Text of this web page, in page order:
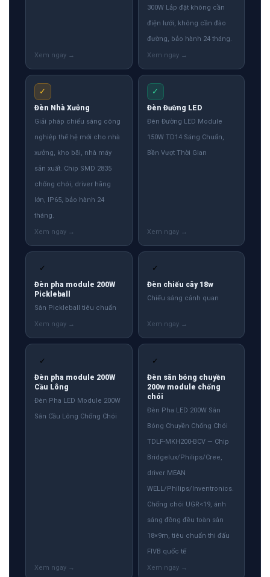
300W Lắp đặt không cần
điện lưới, không cần đào
đường, bảo hành 24 tháng.
✓
Đèn Nhà Xưởng
Giải pháp chiếu sáng công
nghiệp thế hệ mới cho nhà
xưởng, kho bãi, nhà máy
sản xuất. Chip SMD 2835
chống chói, driver hãng
lớn, IP65, bảo hành 24
tháng.
✓
Đèn Đường LED
Đèn Đường LED Module
150W TD14 Sáng Chuẩn,
Bền Vượt Thời Gian
✓
Đèn pha module 200W
Pickleball
Sân Pickleball tiêu chuẩn
✓
Đèn chiếu cây 18w
Chiếu sáng cảnh quan
✓
Đèn pha module 200W
Cầu Lông
Đèn Pha LED Module 200W
Sân Cầu Lông Chống Chói
✓
Đèn sân bóng chuyền
200w module chống
chói
Đèn Pha LED 200W Sân
Bóng Chuyền Chống Chói
TDLF-MKH200-BCV — Chip
Bridgelux/Philips/Cree,
driver MEAN
WELL/Philips/Inventronics.
Chống chói UGR<19, ánh
sáng đồng đều toàn sân
18×9m, tiêu chuẩn thi đấu
FIVB quốc tế